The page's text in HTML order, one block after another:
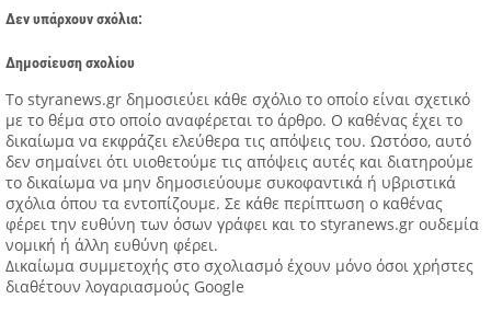
Δεν υπάρχουν σχόλια:
Δημοσίευση σχολίου
Tο styranews.gr δημοσιεύει κάθε σχόλιο το οποίο είναι σχετικό
με το θέμα στο οποίο αναφέρεται το άρθρο. Ο καθένας έχει το
δικαίωμα να εκφράζει ελεύθερα τις απόψεις του. Ωστόσο, αυτό
δεν σημαίνει ότι υιοθετούμε τις απόψεις αυτές και διατηρούμε
το δικαίωμα να μην δημοσιεύουμε συκοφαντικά ή υβριστικά
σχόλια όπου τα εντοπίζουμε. Σε κάθε περίπτωση ο καθένας
φέρει την ευθύνη των όσων γράφει και το styranews.gr ουδεμία
νομική ή άλλη ευθύνη φέρει.
Δικαίωμα συμμετοχής στο σχολιασμό έχουν μόνο όσοι χρήστες
διαθέτουν λογαριασμούς Google